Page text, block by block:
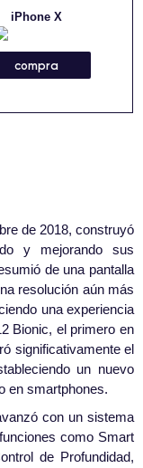
iPhone X
compra
de 2018, construyó
y mejorando sus
de una pantalla
resolución aún más
una experiencia
Bionic, el primero en
significativamente el
un nuevo
en smartphones.
con un sistema
como Smart
de Profundidad,